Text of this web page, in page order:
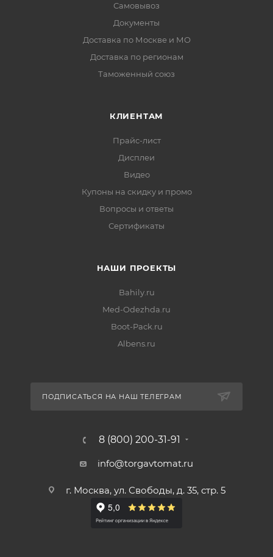
Самовывоз
Документы
Доставка по Москве и МО
Доставка по регионам
Таможенный союз
КЛИЕНТАМ
Прайс-лист
Дисплеи
Видео
Купоны на скидку и промо
Вопросы и ответы
Сертификаты
НАШИ ПРОЕКТЫ
Bahily.ru
Med-Odezhda.ru
Boot-Pack.ru
Albens.ru
ПОДПИСАТЬСЯ НА НАШ ТЕЛЕГРАМ
8 (800) 200-31-91
info@torgavtomat.ru
г. Москва, ул. Свободы, д. 35, стр. 5